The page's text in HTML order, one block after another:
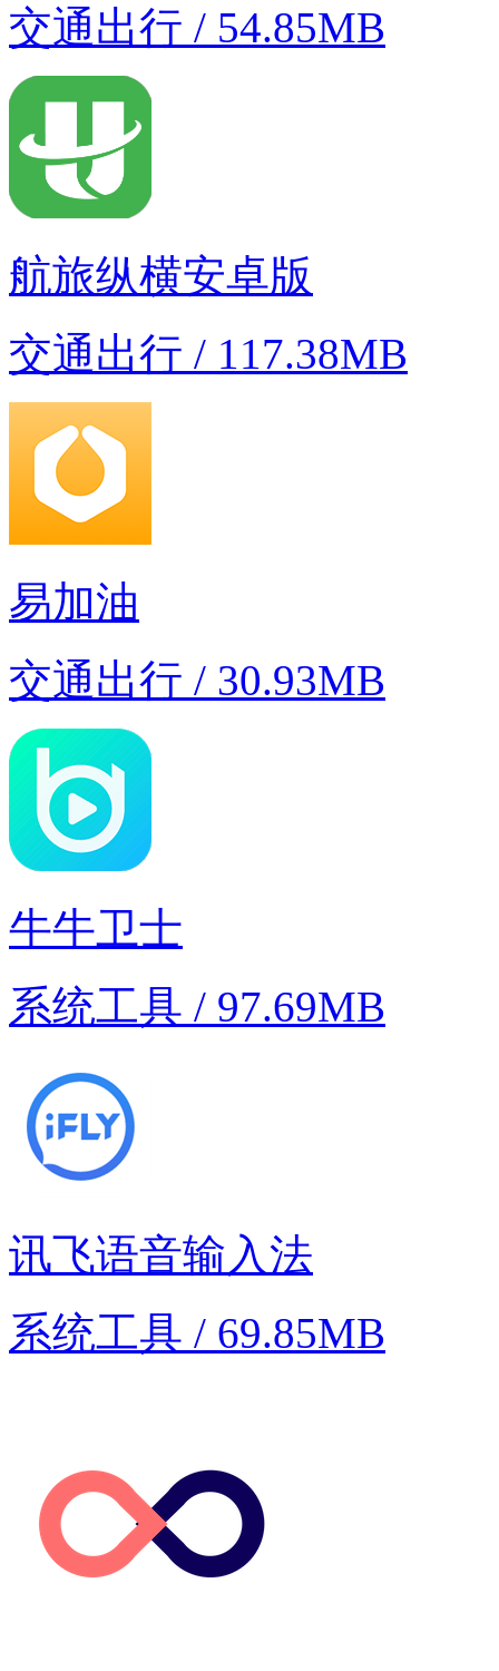
交通出行 / 54.85MB
航旅纵横安卓版
交通出行 / 117.38MB
易加油
交通出行 / 30.93MB
牛牛卫士
系统工具 / 97.69MB
讯飞语音输入法
系统工具 / 69.85MB